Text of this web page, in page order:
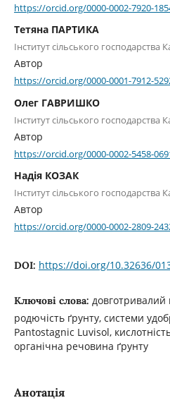
https://orcid.org/0000-0002-7920-
Тетяна ПАРТИКА
Інститут сільського
Автор
https://orcid.org/0000-0001-7912-
Олег ГАВРИШКО
Інститут сільського
Автор
https://orcid.org/0000-0002-5458-
Надія КОЗАК
Інститут сільського
Автор
https://orcid.org/0000-0002-2809-
DOI: https://doi.org/10.32636/
Ключові слова: довготривалий
родючість ґрунту, системи
Pantostagnic Luvisol,
органічна речовина ґрунту
Анотація